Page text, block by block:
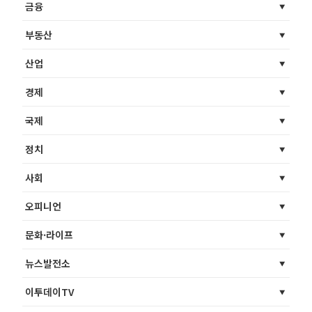
금융
부동산
산업
경제
국제
정치
사회
오피니언
문화·라이프
뉴스발전소
이투데이TV